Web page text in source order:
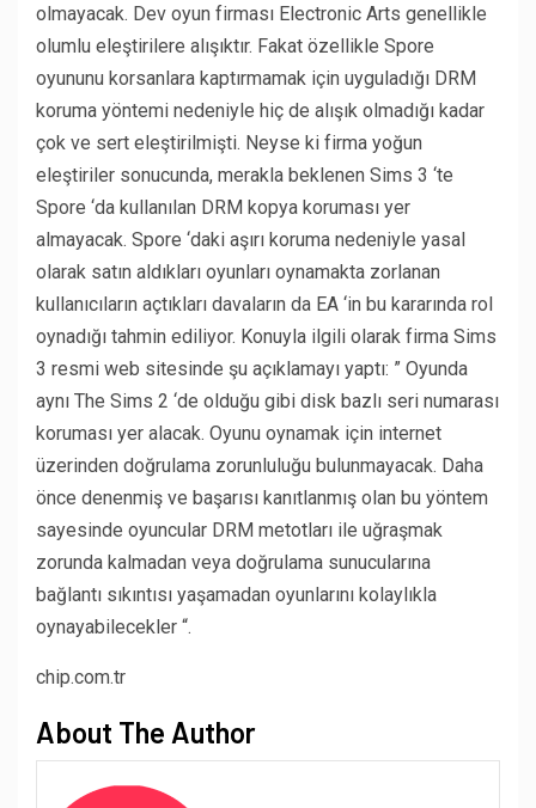
olmayacak. Dev oyun firması Electronic Arts genellikle
olumlu eleştirilere alışıktır. Fakat özellikle Spore
oyununu korsanlara kaptırmamak için uyguladığı DRM
koruma yöntemi nedeniyle hiç de alışık olmadığı kadar
çok ve sert eleştirilmişti. Neyse ki firma yoğun
eleştiriler sonucunda, merakla beklenen Sims 3 ‘te
Spore ‘da kullanılan DRM kopya koruması yer
almayacak. Spore ‘daki aşırı koruma nedeniyle yasal
olarak satın aldıkları oyunları oynamakta zorlanan
kullanıcıların açtıkları davaların da EA ‘in bu kararında rol
oynadığı tahmin ediliyor. Konuyla ilgili olarak firma Sims
3 resmi web sitesinde şu açıklamayı yaptı: ” Oyunda
aynı The Sims 2 ‘de olduğu gibi disk bazlı seri numarası
koruması yer alacak. Oyunu oynamak için internet
üzerinden doğrulama zorunluluğu bulunmayacak. Daha
önce denenmiş ve başarısı kanıtlanmış olan bu yöntem
sayesinde oyuncular DRM metotları ile uğraşmak
zorunda kalmadan veya doğrulama sunucularına
bağlantı sıkıntısı yaşamadan oyunlarını kolaylıkla
oynayabilecekler “.
chip.com.tr
About The Author